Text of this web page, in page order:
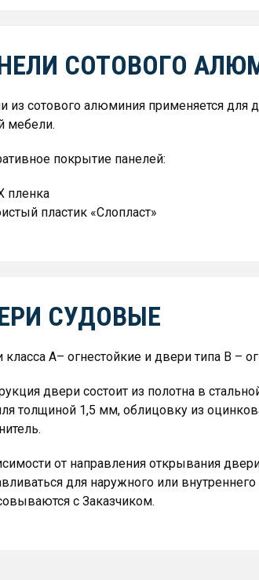
СОТОВОГО
из сотового алюминия применяется для
мебели.
покрытие панелей:
пленка
пластик «Слопласт»
СУДОВЫЕ
А– огнестойкие и двери типа В –
двери состоит из полотна в
толщиной 1,5 мм, облицовку из
от направления открывания
для наружного или
с Заказчиком.